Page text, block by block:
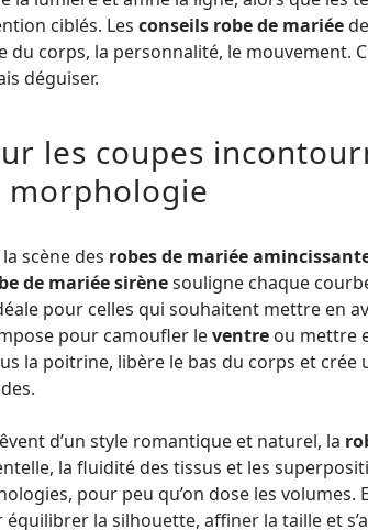
ciblés. Les conseils robe de mariée
du corps, la personnalité, le mouvement.
déguiser.
les coupes
morphologie
scène des robes de mariée
de mariée sirènesouligne chaque
pour celles qui souhaitent mettre en
pour camoufler leventre ou mettre
la poitrine, libère le bas du corps et
d’un style romantique et naturel, la
la fluidité des tissus et les
pour peu qu’on dose les volumes.
la silhouette, affiner la taille et